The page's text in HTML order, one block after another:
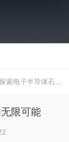
子半导体石墨的无限可能
限可能